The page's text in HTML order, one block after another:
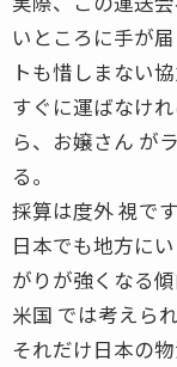
いところに手が
トも惜しまない
すぐに運ばなけ
ら、お嬢さん が
る。
採算は度外 視です
日本でも地方に
がりが強くなる傾
米国 では考えら
それだけ日本の